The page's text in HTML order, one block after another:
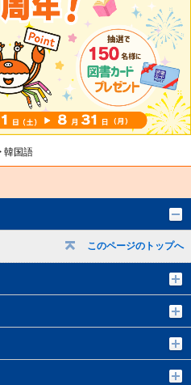
このページのトップへ
韓国語